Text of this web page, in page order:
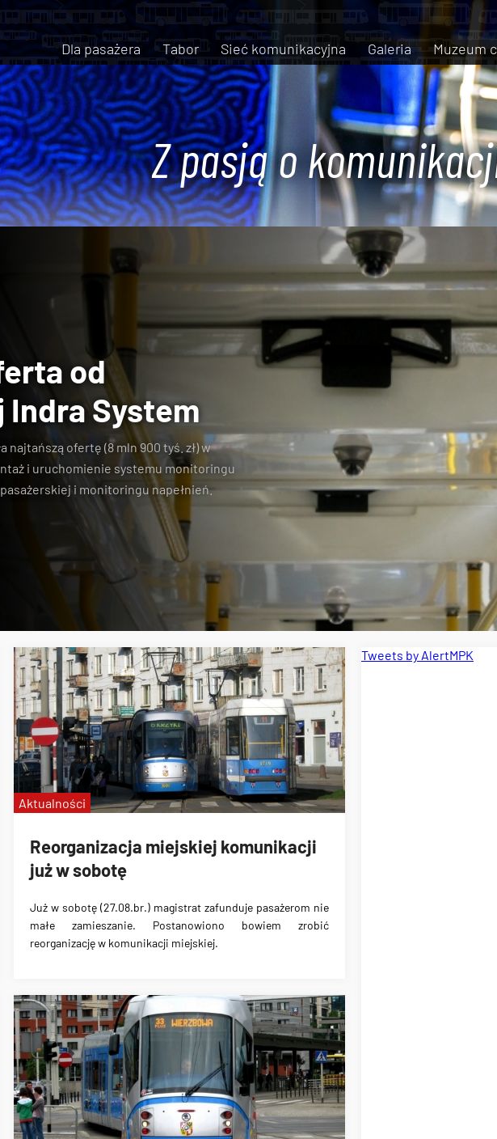
Dla pasażera Tabor Sieć komunikacyjna Galeria Muzeum
Z pasją o
od
Indra System
najtańszą ofertę (8 mln 900 tyś. zł) w
i uruchomienie systemu monitoringu
i monitoringu napełnień.
Reorganizacja miejskiej komunikacji
już w sobotę
Już w sobotę (27.08.br.) magistrat zafunduje pasażerom nie
małe zamieszanie. Postanowiono bowiem zrobić
reorganizację w komunikacji miejskiej.
Aktualności
Tweets by AlertMPK